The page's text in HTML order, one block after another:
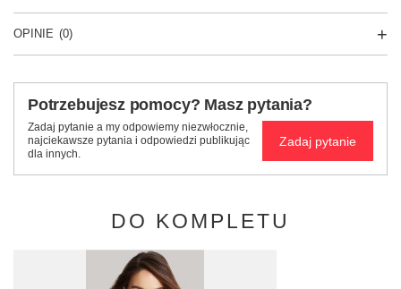
OPINIE (0)
Potrzebujesz pomocy? Masz pytania?
Zadaj pytanie a my odpowiemy niezwłocznie,
najciekawsze pytania i odpowiedzi publikując
dla innych.
Zadaj pytanie
DO KOMPLETU